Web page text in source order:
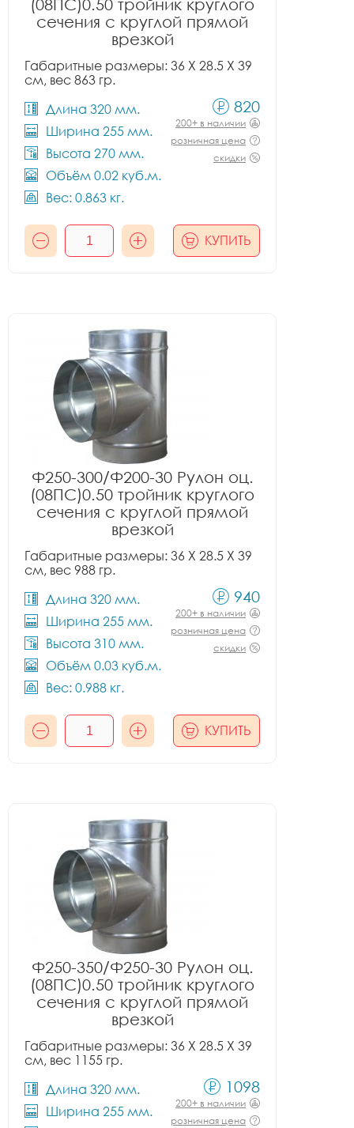
(08ПС)0.50 тройник круглого
сечения с круглой прямой
врезкой
Габаритные размеры: 36 X 28.5 X 39
см, вес 863 гр.
Длина 320 мм.
Ширина 255 мм.
Высота 270 мм.
Объём 0.02 куб.м.
Вес: 0.863 кг.
820
200+ в наличии
розничная цена
скидки
КУПИТЬ
Ф250-300/Ф200-30 Рулон оц.
(08ПС)0.50 тройник круглого
сечения с круглой прямой
врезкой
Габаритные размеры: 36 X 28.5 X 39
см, вес 988 гр.
Длина 320 мм.
Ширина 255 мм.
Высота 310 мм.
Объём 0.03 куб.м.
Вес: 0.988 кг.
940
200+ в наличии
розничная цена
скидки
КУПИТЬ
Ф250-350/Ф250-30 Рулон оц.
(08ПС)0.50 тройник круглого
сечения с круглой прямой
врезкой
Габаритные размеры: 36 X 28.5 X 39
см, вес 1155 гр.
Длина 320 мм.
Ширина 255 мм.
1098
200+ в наличии
розничная цена